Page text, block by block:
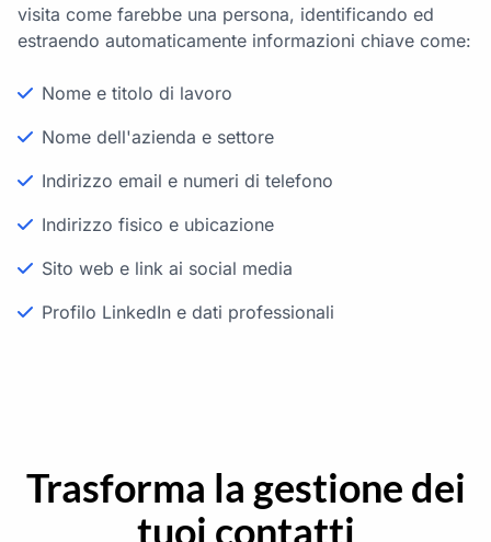
visita come farebbe una persona, identificando ed
estraendo automaticamente informazioni chiave come:
Nome e titolo di lavoro
Nome dell'azienda e settore
Indirizzo email e numeri di telefono
Indirizzo fisico e ubicazione
Sito web e link ai social media
Profilo LinkedIn e dati professionali
Trasforma la gestione dei
tuoi contatti